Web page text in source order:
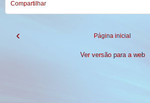
Compartilhar
‹ Página inicial
Ver versão para a web